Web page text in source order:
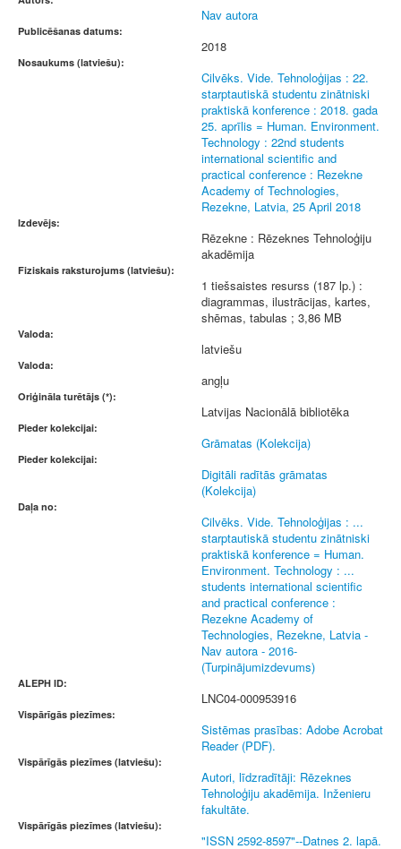
Nav autora
Publicēšanas datums:
2018
Nosaukums (latviešu):
Cilvēks. Vide. Tehnoloģijas : 22.
starptautiskā studentu zinātniski
praktiskā konference : 2018. gada
25. aprīlis = Human. Environment.
Technology : 22nd students
international scientific and
practical conference : Rezekne
Academy of Technologies,
Rezekne, Latvia, 25 April 2018
Izdevējs:
Rēzekne : Rēzeknes Tehnoloģiju
akadēmija
Fiziskais raksturojums (latviešu):
1 tiešsaistes resurss (187 lp.) :
diagrammas, ilustrācijas, kartes,
shēmas, tabulas ; 3,86 MB
Valoda:
latviešu
Valoda:
angļu
Oriģināla turētājs (*):
Latvijas Nacionālā bibliotēka
Pieder kolekcijai:
Grāmatas (Kolekcija)
Pieder kolekcijai:
Digitāli radītās grāmatas
(Kolekcija)
Daļa no:
Cilvēks. Vide. Tehnoloģijas : ...
starptautiskā studentu zinātniski
praktiskā konference = Human.
Environment. Technology : ...
students international scientific
and practical conference :
Rezekne Academy of
Technologies, Rezekne, Latvia -
Nav autora - 2016-
(Turpinājumizdevums)
ALEPH ID:
LNC04-000953916
Vispārīgās piezīmes:
Sistēmas prasības: Adobe Acrobat
Reader (PDF).
Vispārīgās piezīmes (latviešu):
Autori, līdzradītāji: Rēzeknes
Tehnoloģiju akadēmija. Inženieru
fakultāte.
Vispārīgās piezīmes (latviešu):
"ISSN 2592-8597"--Datnes 2. lapā.